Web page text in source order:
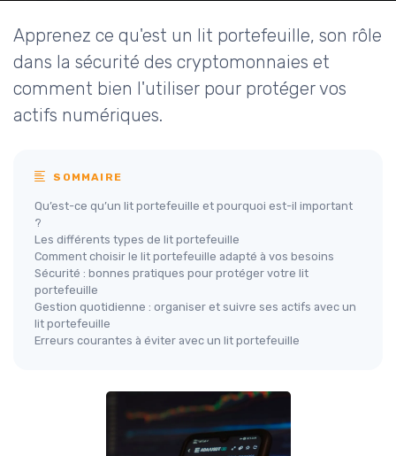
Apprenez ce qu'est un lit portefeuille, son rôle
dans la sécurité des cryptomonnaies et
comment bien l'utiliser pour protéger vos
actifs numériques.
SOMMAIRE
Qu’est-ce qu’un lit portefeuille et pourquoi est-il important
?
Les différents types de lit portefeuille
Comment choisir le lit portefeuille adapté à vos besoins
Sécurité : bonnes pratiques pour protéger votre lit
portefeuille
Gestion quotidienne : organiser et suivre ses actifs avec un
lit portefeuille
Erreurs courantes à éviter avec un lit portefeuille